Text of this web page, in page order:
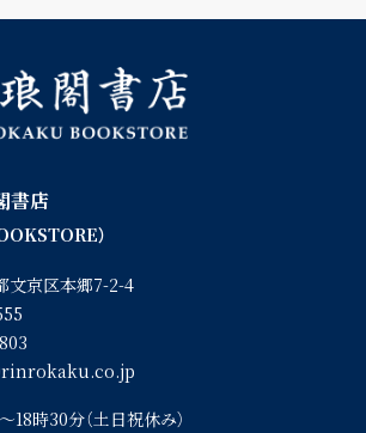
書店
）
文京区本郷7-2-4
rinrokaku.co.jp
18時30分（土日祝休み）